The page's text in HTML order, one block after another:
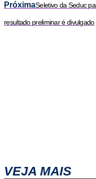
PróximaSeletivo da Seduc
resultado preliminar é divulgado
VEJA MAIS